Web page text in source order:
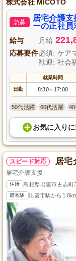
株式会社 MICOTO
急募
居宅介護
ーの正社員
給与 月給
応募要件必須: ケア
歓迎: 社会
就業時間
日勤 8:30～ 17:00
50代活躍 60代活躍
お気に入り に
スピード対応 居宅
居宅介護支援
住所 島根県出雲市古志町
最寄駅 出雲市駅から